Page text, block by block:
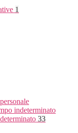
1
indeterminato
33